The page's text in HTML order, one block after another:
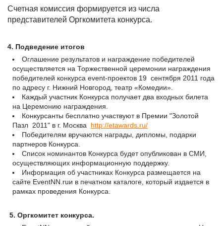
Счетная комиссия формируется из числа
представителей Оргкомитета конкурса.
4. Подведение итогов
Оглашение результатов и награждение победителей
осуществляется на Торжественной церемонии награждения
победителей конкурса event-проектов 19 сентября 2011 года
по адресу г. Нижний Новгород, театр «Комедии».
Каждый участник Конкурса получает два входных билета
на Церемонию награждения.
Конкурсанты бесплатно участвуют в Премии "Золотой
Пазл 2011" в г. Москва http://etawards.ru/
Победителям вручаются награды, дипломы, подарки
партнеров Конкурса.
Список номинантов Конкурса будет опубликован в СМИ,
осуществляющих информационную поддержку.
Информация об участниках Конкурса размещается на
сайте EventNN.ruи в печатном каталоге, который издается в
рамках проведения Конкурса.
5. Оргкомитет конкурса.